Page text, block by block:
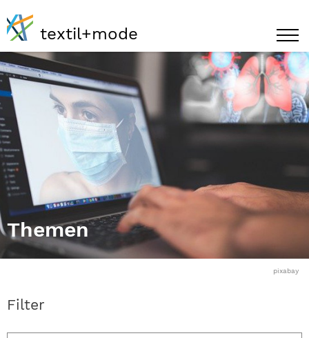
textil+mode
pixabay
Themen
Filter